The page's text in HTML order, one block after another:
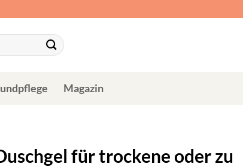
Magazin
für trockene oder zu